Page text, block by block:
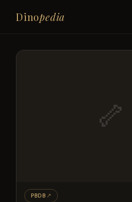
Dinopedia
🦴
PBDB ↗